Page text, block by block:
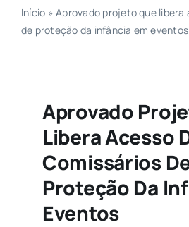
Início »Aprovado projeto que libera
de proteção da infância em eventos
Aprovado
Libera Acesso
Comissários
Proteção Da
Eventos